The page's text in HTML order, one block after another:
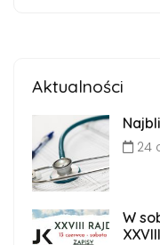
Aktualności
24
W